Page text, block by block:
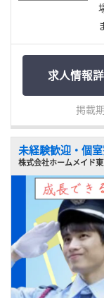
求人情報
掲載
未経験歓迎・個
株式会社ホームメイド